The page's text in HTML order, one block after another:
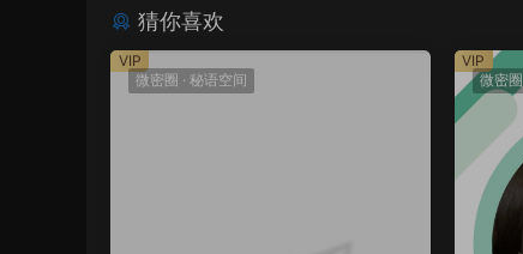
猜你喜欢
微密圈 · 秘语空间
VIP
微密圈
VIP